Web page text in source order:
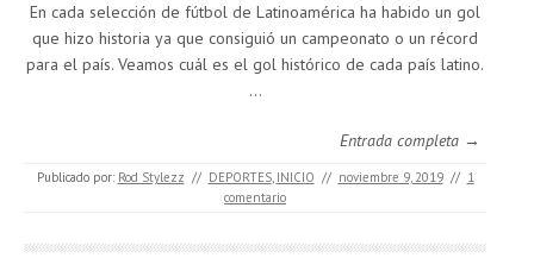
En cada selección de fútbol de Latinoamérica ha habido un gol
que hizo historia ya que consiguió un campeonato o un récord
para el país. Veamos cuál es el gol histórico de cada país latino.
…
Entrada completa →
Publicado por: Rod Stylezz // DEPORTES, INICIO // noviembre 9, 2019 // 1
comentario